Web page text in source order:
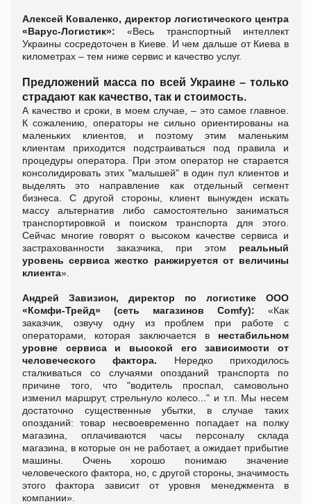
Алексей Коваленко, директор логистического центра
«Варус-Логистик»: «Весь транспортный интеллект
Украины сосредоточен в Киеве. И чем дальше от Киева в
километрах – тем ниже сервис и качество услуг.
Предложений масса по всей Украине – только
страдают как качество, так и стоимость.
А качество и сроки, в моем случае, – это самое главное.
К сожалению, операторы не сильно ориентированы на
маленьких клиентов, и поэтому этим маленьким
клиентам приходится подстраиваться под правила и
процедуры оператора. При этом оператор не старается
консолидировать этих "малышей" в один пул клиентов и
выделять это направление как отдельный сегмент
бизнеса.
С другой стороны, клиент вынужден искать
массу альтернатив либо самостоятельно заниматься
транспортировкой и поиском транспорта для этого.
Сейчас многие говорят о высоком качестве сервиса и
застрахованности заказчика, при этом реальный
уровень сервиса жестко ранжируется от величины
клиента».
Андрей Завизион,
директор по логистике ООО
«Комфи-Трейд» (сеть магазинов Comfy): «Как
заказчик, озвучу одну из проблем при работе с
операторами, которая заключается в нестабильном
уровне сервиса и высокой его зависимости от
человеческого фактора. Нередко приходилось
сталкиваться со случаями опозданий транспорта по
причине того, что "водитель проспал, самовольно
изменил маршрут, стрельнуло колесо..." и т.п. Мы несем
достаточно существенные убытки, в случае таких
опозданий: товар несвоевременно попадает на полку
магазина, оплачиваются часы персоналу склада
магазина, в которые он не работает, а ожидает прибытие
машины. Очень хорошо понимаю значение
человеческого фактора, но, с другой стороны, значимость
этого фактора зависит от уровня менеджмента в
компании».